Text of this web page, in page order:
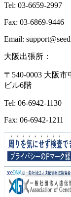
Tel: 03-6659-2997
Fax: 03-6869-9446
Email:
大阪出張所：
〒540-0003 大阪
ビル6階
Tel: 06-6942-1130
Fax: 06-6942-1211